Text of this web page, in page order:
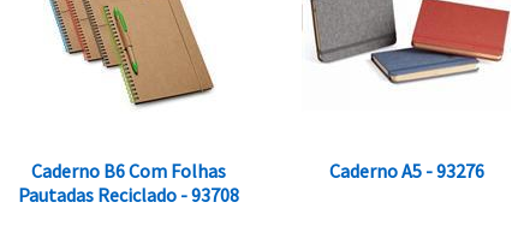
Caderno B6 Com Folhas
Pautadas Reciclado - 93708
Caderno A5 - 93276